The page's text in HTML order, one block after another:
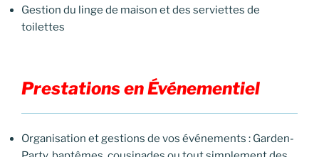
Gestion du linge de maison et des serviettes de
toilettes
Prestations enÉvénementiel
Organisation et gestions de vos événements : Garden-